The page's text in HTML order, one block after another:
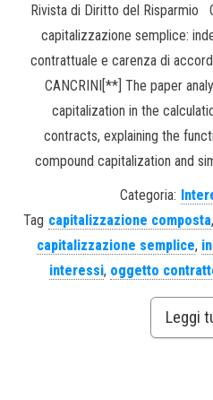
Rivista di Diritto del Risparmio
capitalizzazione semplice:
contrattuale e carenza di
CANCRINI[**] The paper
capitalization in the
contracts, explaining the
compound capitalization and
Categoria:
Tag capitalizzazione composta,
capitalizzazione semplice,
interessi, oggetto
Leggi